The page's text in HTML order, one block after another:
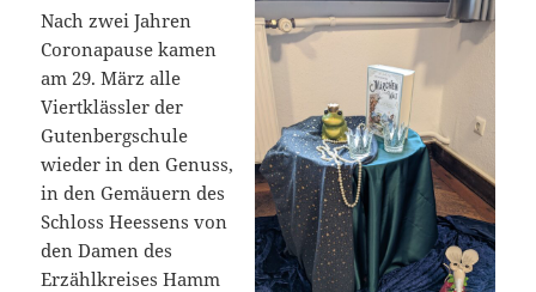
Nach zwei Jahren
Coronapause kamen
am 29. März alle
Viertklässler der
Gutenbergschule
wieder in den Genuss,
in den Gemäuern des
Schloss Heessens von
den Damen des
Erzählkreises Hamm